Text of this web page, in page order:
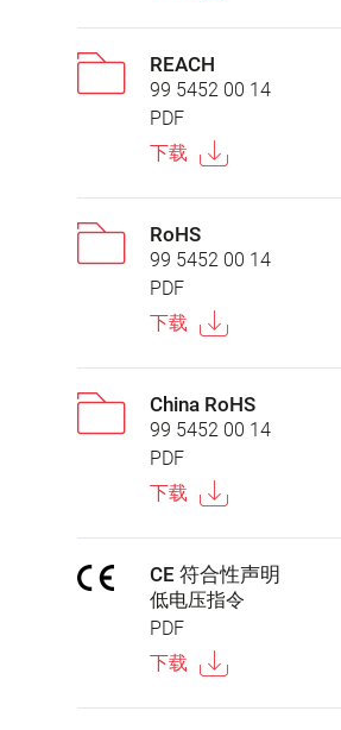
REACH
99 5452 00 14
PDF
下载
RoHS
99 5452 00 14
PDF
下载
China RoHS
99 5452 00 14
PDF
下载
CE 符合性声明
低电压指令
PDF
下载